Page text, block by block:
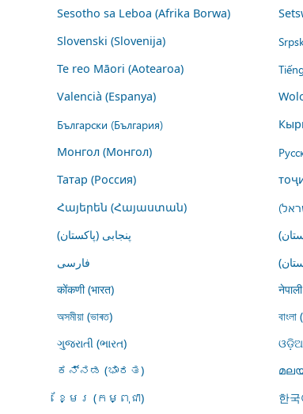
Sesotho sa Leboa (Afrika Borwa)
Slovenski (Slovenija)
Te reo Māori (Aotearoa)
Valencià (Espanya)
Български (България)
Монгол (Монгол)
Татар (Россия)
Հայերեն (Հայաստան)
پنجابی (پاکستان)
فارسى
कोंकणी (भारत)
অসমীয়া (ভাৰত)
বাংলা
ગુજરાતી (ભારત)
ಕನ್ನಡ (ಭಾರತ)
ខ្មែរ (កម្ពុជា) 한